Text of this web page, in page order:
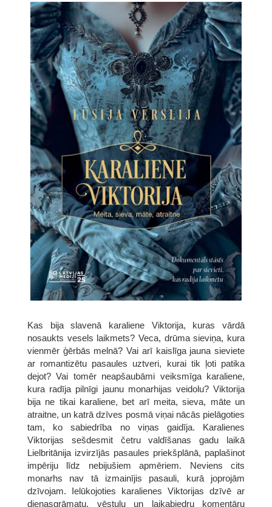
Kas bija slavenā karaliene Viktorija, kuras vārdā
nosaukts vesels laikmets? Veca, drūma sieviņa, kura
vienmēr ģērbās melnā? Vai arī kaislīga jauna sieviete
ar romantizētu pasaules uztveri, kurai tik ļoti patika
dejot? Vai tomēr neapšaubāmi veiksmīga karaliene,
kura radīja pilnīgi jaunu monarhijas veidolu? Viktorija
bija ne tikai karaliene, bet arī meita, sieva, māte un
atraitne, un katrā dzīves posmā viņai nācās pielāgoties
tam, ko sabiedrība no viņas gaidīja. Karalienes
Viktorijas sešdesmit četru valdīšanas gadu laikā
Lielbritānija izvirzījās pasaules priekšplānā, paplašinot
impēriju līdz nebijušiem apmēriem. Neviens cits
monarhs nav tā izmainījis pasauli, kurā joprojām
dzīvojam. Ielūkojoties karalienes Viktorijas dzīvē ar
dienasgrāmatu, vēstuļu un laikabiedru komentāru